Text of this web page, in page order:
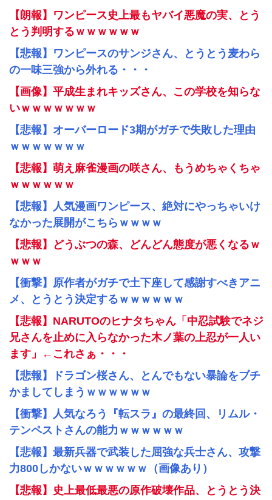
【朗報】ワンピース史上最もヤバイ悪魔の実、とう
とう判明するｗｗｗｗｗｗ
【悲報】ワンピースのサンジさん、とうとう麦わら
の一味三強から外れる・・・
【画像】平成生まれキッズさん、この学校を知らな
いｗｗｗｗｗｗｗ
【悲報】オーバーロード3期がガチで失敗した理由
ｗｗｗｗｗｗｗ
【悲報】萌え麻雀漫画の咲さん、もうめちゃくちゃ
ｗｗｗｗｗｗ
【悲報】人気漫画ワンピース、絶対にやっちゃいけ
なかった展開がこちらｗｗｗｗ
【悲報】どうぶつの森、どんどん態度が悪くなるｗ
ｗｗｗ
【衝撃】原作者がガチで土下座して感謝すべきアニ
メ、とうとう決定するｗｗｗｗｗｗ
【悲報】NARUTOのヒナタちゃん「中忍試験でネジ
兄さんを止めに入らなかった木ノ葉の上忍が一人い
ます」←これさぁ・・・
【悲報】ドラゴン桜さん、とんでもない暴論をブチ
かましてしまうｗｗｗｗｗｗ
【衝撃】人気なろう『転スラ』の最終回、リムル・
テンペストさんの能力ｗｗｗｗｗｗ
【悲報】最新兵器で武装した屈強な兵士さん、攻撃
力800しかないｗｗｗｗｗｗ（画像あり）
【悲報】史上最低最悪の原作破壊作品、とうとう決